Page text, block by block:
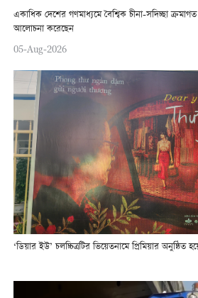
একাধিক দেশের গণমাধ্যমে বৈশ্বিক চীনা-সদিচ্ছা
আলোচনা করেছেন
05-Aug-2026
‘ডিয়ার ইউ’ চলচ্চিত্রটির ভিয়েতনামে প্রিমিয়ার অনুষ্ঠিত